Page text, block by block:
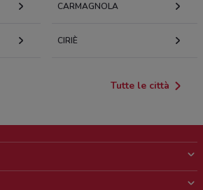
CARMAGNOLA
CIRIÈ
Tutte le città